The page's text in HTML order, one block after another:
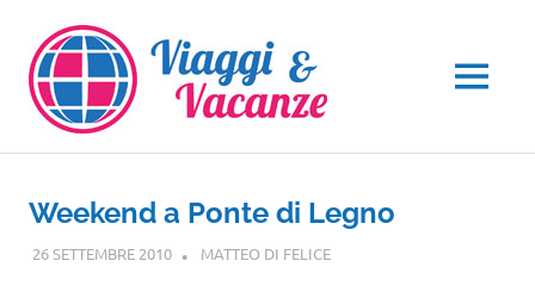
contenuto
MENU
Weekend a Ponte di Legno
26 SETTEMBRE 2010 MATTEO DI FELICELOMBARDIA